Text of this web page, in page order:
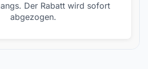
Der Rabatt wird sofort
abgezogen.